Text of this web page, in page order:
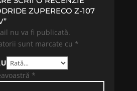
ZUPERECO Z-107
nu va fi publicată.
sunt marcate cu *
*